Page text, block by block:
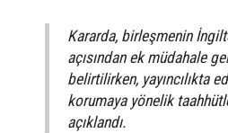
Kararda, birleşmenin
açısından ek müdahale
belirtilirken, yayıncılıkta
korumaya yönelik
açıklandı.